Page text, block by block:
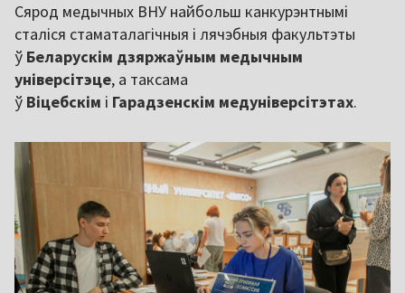
Сярод медычных ВНУ найбольш канкурэнтнымі
сталіся стаматалагічныя і лячэбныя факультэты
ў Беларускім дзяржаўным медычным
універсітэце, а таксама
ў Віцебскім і Гарадзенскім медуніверсітэтах.